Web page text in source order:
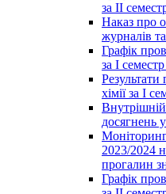
за ІІ
Наказ про
журналів
Графік
за І
Результати
хімії за І
досягнень
2023/2024
прогалин
Графік